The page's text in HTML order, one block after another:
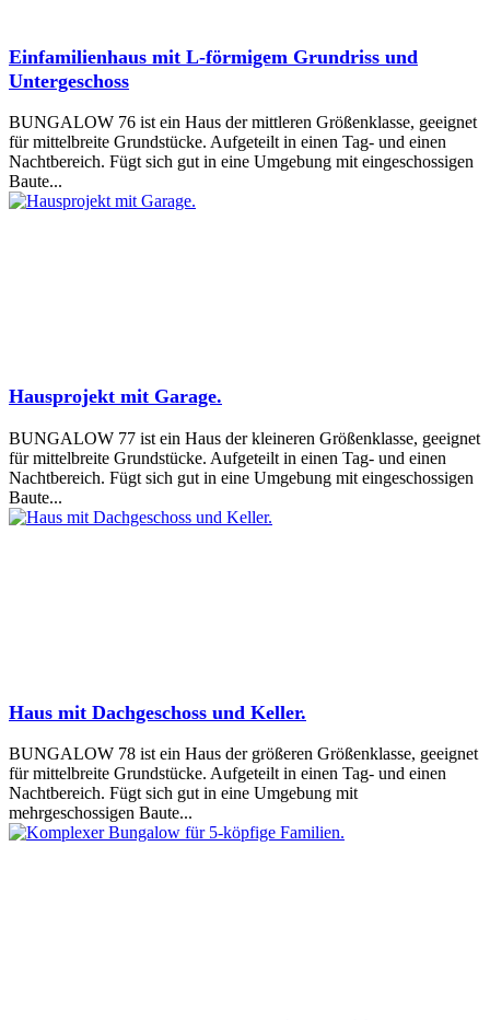
Einfamilienhaus mit L-förmigem Grundriss und
Untergeschoss
BUNGALOW 76 ist ein Haus der mittleren Größenklasse, geeignet
für mittelbreite Grundstücke. Aufgeteilt in einen Tag- und einen
Nachtbereich. Fügt sich gut in eine Umgebung mit eingeschossigen
Baute...
Hausprojekt mit Garage.
BUNGALOW 77 ist ein Haus der kleineren Größenklasse, geeignet
für mittelbreite Grundstücke. Aufgeteilt in einen Tag- und einen
Nachtbereich. Fügt sich gut in eine Umgebung mit eingeschossigen
Baute...
Haus mit Dachgeschoss und Keller.
BUNGALOW 78 ist ein Haus der größeren Größenklasse, geeignet
für mittelbreite Grundstücke. Aufgeteilt in einen Tag- und einen
Nachtbereich. Fügt sich gut in eine Umgebung mit
mehrgeschossigen Baute...